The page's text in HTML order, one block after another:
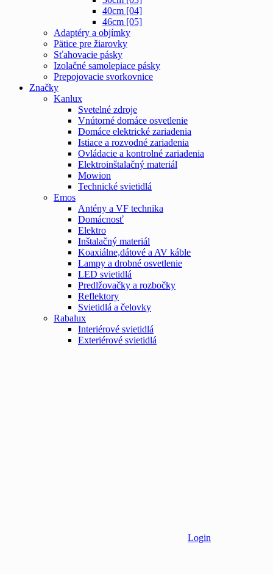
40cm [04]
46cm [05]
Adaptéry a objímky
Pätice pre žiarovky
Sťahovacie pásky
Izolačné samolepiace pásky
Prepojovacie svorkovnice
Značky
Kanlux
Svetelné zdroje
Vnútorné domáce osvetlenie
Domáce elektrické zariadenia
Istiace a rozvodné zariadenia
Ovládacie a kontrolné zariadenia
Elektroinštalačný materiál
Mowion
Technické svietidlá
Emos
Antény a VF technika
Domácnosť
Elektro
Inštalačný materiál
Koaxiálne,dátové a AV káble
Lampy a drobné osvetlenie
LED svietidlá
Predlžovačky a rozbočky
Reflektory
Svietidlá a čelovky
Rabalux
Interiérové svietidlá
Exteriérové svietidlá
Login